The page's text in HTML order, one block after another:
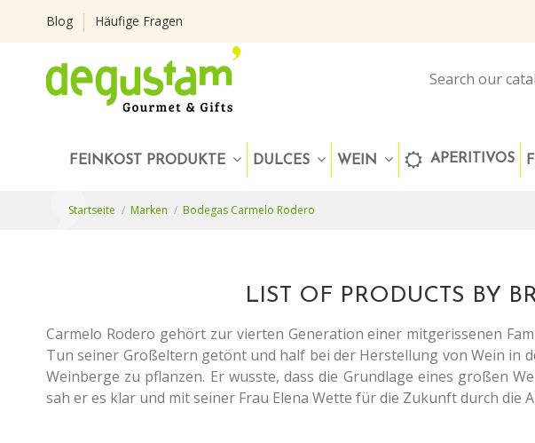
Blog Häufige Fragen
FEINKOST PRODUKTE DULCES WEIN APERITIVOS
Startseite Marken Bodegas Carmelo Rodero
LIST OF PRODUCTS BY
Carmelo Rodero gehört zur vierten Generation einer mitgerissenen
Tun seiner Großeltern getönt und half bei der Herstellung von Wein in
Weinberge zu pflanzen. Er wusste, dass die Grundlage eines großen
sah er es klar und mit seiner Frau Elena Wette für die Zukunft durch die